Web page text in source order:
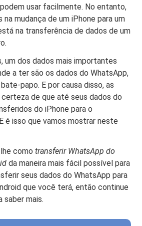
usar facilmente. No entanto,
mudança de um iPhone para um
na transferência de dados de um
um dos dados mais importantes
a ter são os dados do WhatsApp,
papo. E por causa disso, as
de que até seus dados do
do iPhone para o
é isso que vamos mostrar neste
lhe comotransferir WhatsApp do
da maneira mais fácil possível para
seus dados do WhatsApp para
que você terá, então continue
saber mais.